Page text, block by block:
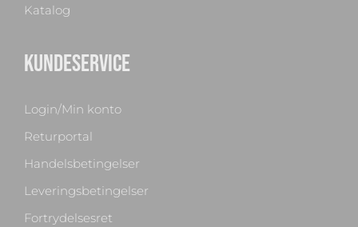
Katalog
KUNDESERVICE
Login/Min konto
Returportal
Handelsbetingelser
Leveringsbetingelser
Fortrydelsesret